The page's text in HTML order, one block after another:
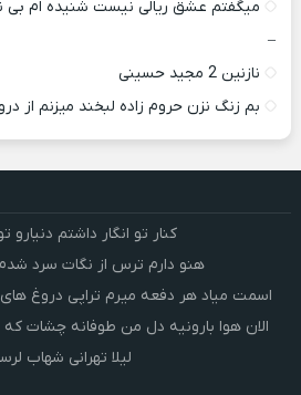
میگفتم عشق ریالی نیست شنیده ام بی
–
نازنین 2 مجید حسینی
بم زنگ نزن حروم زاده لبخند میزنم از
کنار تو انگار داشتم
هنو دارم ترس از نگات سرد
اسمت میاد هر دفعه میرم تراپی دروغ‌
الان هوا بارونیه دل من طوفانه چشات
لیلا تهرانی شهاب